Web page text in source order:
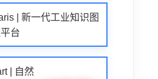
| 新一代工业知识图
台
| 自然